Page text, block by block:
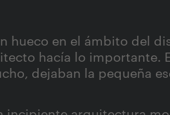
hueco en el ámbito del
hacía lo importante.
dejaban la pequeña